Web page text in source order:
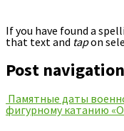
If you have found a
that text and tapon
Post navigation
Памятные даты
фигурному катанию